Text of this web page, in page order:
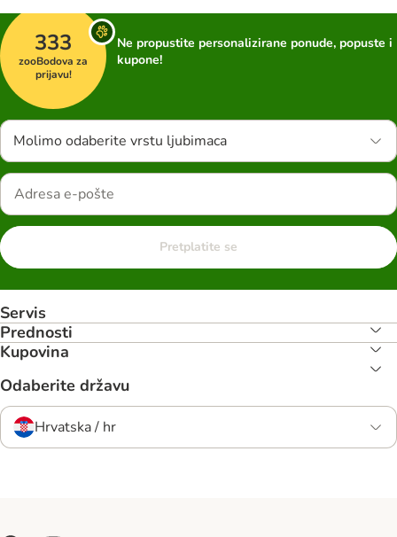
333
zooBodova za
prijavu!
Ne propustite personalizirane ponude, popuste i
kupone!
Molimo odaberite vrstu ljubimaca
Pretplatite se
Servis
Prednosti
Kupovina
Odaberite državu
Hrvatska / hr